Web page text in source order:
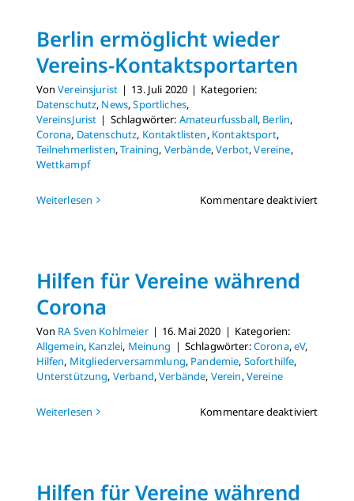
Berlin ermöglicht wieder
Vereins-Kontaktsportarten
VonVereinsjurist | 13. Juli 2020 | Kategorien:
Datenschutz, News,Sportliches,
VereinsJurist | Schlagwörter: Amateurfussball, Berlin,
Corona, Datenschutz, Kontaktlisten, Kontaktsport,
Teilnehmerlisten,Training, Verbände,Verbot,Vereine,
Wettkampf
Weiterlesen Kommentare deaktiviertfür
Hilfen für Vereine während
Corona
Von RA Sven Kohlmeier | 16. Mai 2020 | Kategorien:
Allgemein, Kanzlei, Meinung | Schlagwörter:Corona,eV,
Hilfen, Mitgliederversammlung, Pandemie, Soforthilfe,
Unterstützung, Verband,Verbände, Verein,Vereine
Weiterlesen Kommentare deaktiviertfür
Hilfen für Vereine während